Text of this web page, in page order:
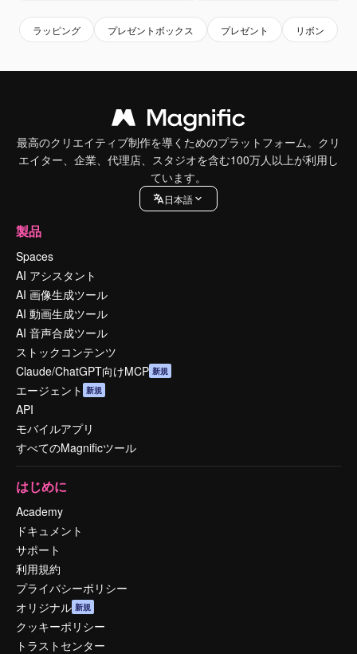
ラッピング プレゼントボックス プレゼント リボン
最高のクリエイティブ制作を導くためのプラットフォーム。クリ
エイター、企業、代理店、スタジオを含む100万人以上が利用し
ています。
日本語
製品
Spaces
AI アシスタント
AI 画像生成ツール
AI 動画生成ツール
AI 音声合成ツール
ストックコンテンツ
Claude/ChatGPT向けMCP 新規
エージェント 新規
API
モバイルアプリ
すべてのMagnificツール
はじめに
Academy
ドキュメント
サポート
利用規約
プライバシーポリシー
オリジナル 新規
クッキーポリシー
トラストセンター